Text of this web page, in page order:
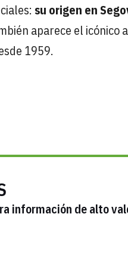
su origen en
aparece el icónico
1959.
información de alto